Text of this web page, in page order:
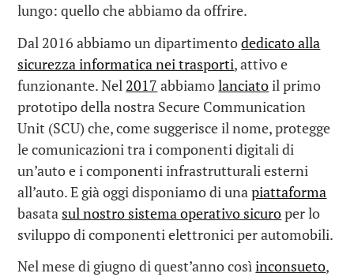
lungo: quello che abbiamo da offrire.
Dal 2016 abbiamo un dipartimentodedicato alla
sicurezza informatica nei trasporti, attivo e
funzionante. Nel 2017 abbiamolanciatoil primo
prototipo della nostra Secure Communication
Unit (SCU) che, come suggerisce il nome, protegge
le comunicazioni tra i componenti digitali di
un’auto e i componenti infrastrutturali esterni
all’auto. E già oggi disponiamo di unapiattaforma
basata sul nostro sistema operativo sicuroper lo
sviluppo di componenti elettronici per automobili.
Nel mese di giugno di quest’anno cosìinconsueto,